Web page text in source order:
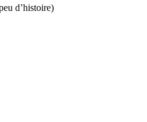
d’histoire)